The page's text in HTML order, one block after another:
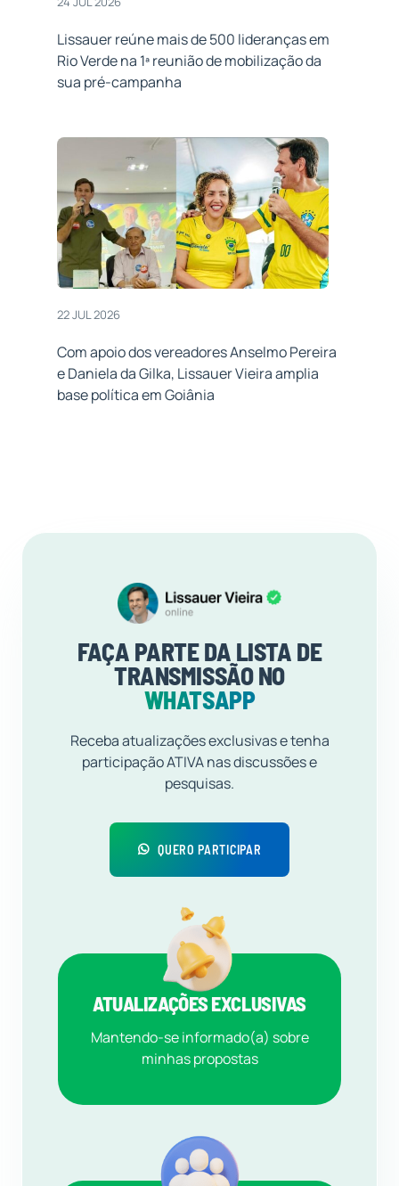
Lissauer reúne mais de 500 lideranças em
Rio Verde na 1ª reunião de mobilização da
sua pré-campanha
22 JUL 2026
Com apoio dos vereadores Anselmo Pereira
e Daniela da Gilka, Lissauer Vieira amplia
base política em Goiânia
FAÇA PARTE DA LISTA DE
TRANSMISSÃO NO
WHATSAPP
Receba atualizações exclusivas e tenha
participação ATIVA nas discussões e
pesquisas.
QUERO PARTICIPAR
ATUALIZAÇÕES EXCLUSIVAS
Mantendo-se informado(a) sobre
minhas propostas